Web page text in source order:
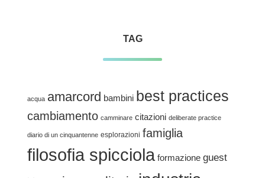
TAG
acqua amarcord bambini best practices
cambiamento camminare citazioni deliberate practice
diario di un cinquantenne esplorazioni famiglia
filosofia spicciola formazione guest